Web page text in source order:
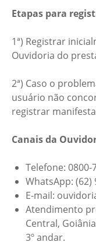
Etapas para
1ª) Registrar
Ouvidoria do
2ª) Caso o
usuário não
registrar
Canais da
Telefone: 0800-
WhatsApp: (62)
E-mail:
Atendimento
Central,
3º andar.